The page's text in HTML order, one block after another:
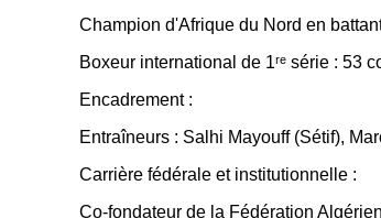
Champion d'Afrique du Nord en
Boxeur international de 1ʳᵉ série : 53
Encadrement :
Entraîneurs : Salhi Mayouff (Sétif),
Carrière fédérale et institutionnelle :
Co-fondateur de la Fédération